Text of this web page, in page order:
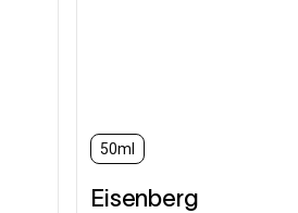
50ml
Eisenberg